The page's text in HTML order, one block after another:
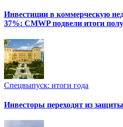
Инвестиции в коммерческую
37%: CMWP подвели итоги
Спецвыпуск: итоги года
Инвесторы переходят из